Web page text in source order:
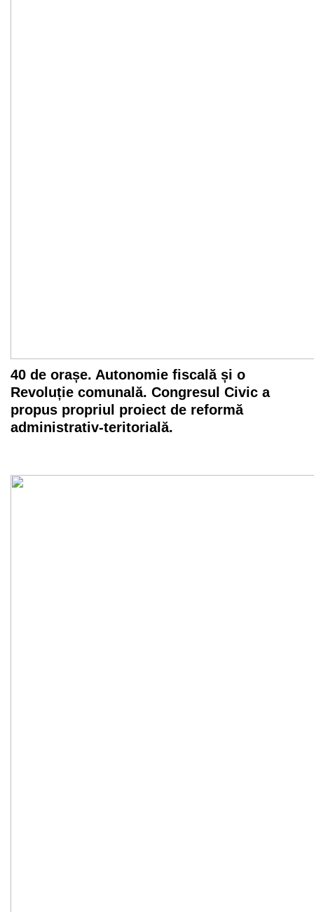
40 de orașe. Autonomie fiscală și o
Revoluție comunală. Congresul Civic a
propus propriul proiect de reformă
administrativ-teritorială.